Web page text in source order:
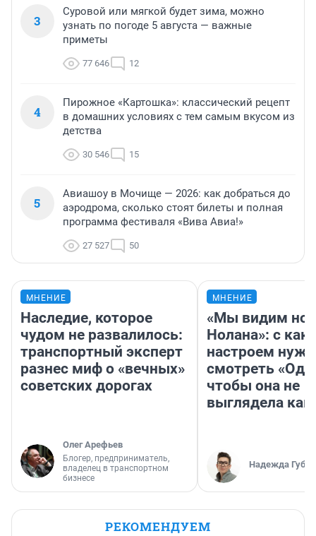
3
Суровой или мягкой будет зима, можно
узнать по погоде 5 августа — важные
приметы
77 646 12
4
Пирожное «Картошка»: классический рецепт
в домашних условиях с тем самым вкусом из
детства
30 546 15
5
Авиашоу в Мочище — 2026: как добраться до
аэродрома, сколько стоят билеты и полная
программа фестиваля «Вива Авиа!»
27 527 50
МНЕНИЕ
Наследие, которое
чудом не развалилось:
транспортный эксперт
разнес миф о «вечных»
советских дорогах
Олег Арефьев
Блогер, предприниматель,
владелец в транспортном
бизнесе
МНЕНИЕ
«Мы видим
Нолана»: с
настроем
смотреть
чтобы она не
выглядела как
Надежда
РЕКОМЕНДУЕМ